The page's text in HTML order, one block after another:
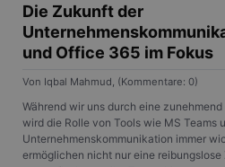
Die Zukunft der
und Office 365 im Fokus
Von Iqbal Mahmud, (Kommentare: 0)
Während wir uns durch eine
wird die Rolle von Tools wie MS Teams
Unternehmenskommunikation immer
ermöglichen nicht nur eine